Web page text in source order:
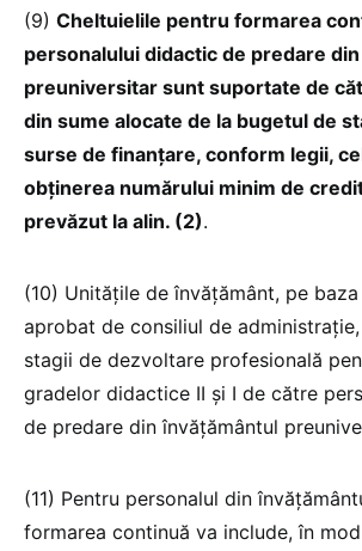
(9) Cheltuielile pentru formarea
personalului didactic de predare
preuniversitar sunt suportate de
din sume alocate de la bugetul de
surse de finanțare, conform legii,
obținerea numărului minim de
prevăzut la alin. (2).
(10) Unitățile de învățământ, pe
aprobat de consiliul de
stagii de dezvoltare profesională
gradelor didactice II și I de către
de predare din învățământul
(11) Pentru personalul din
formarea continuă va include, în